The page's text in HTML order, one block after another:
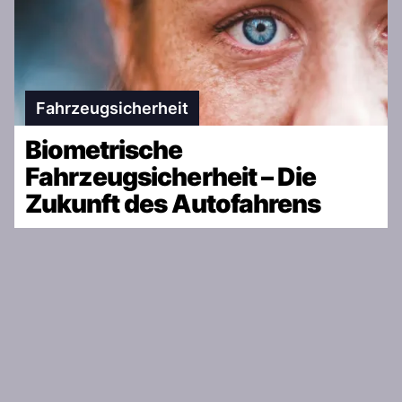
Fahrzeugsicherheit
Biometrische
Fahrzeugsicherheit – Die
Zukunft des Autofahrens